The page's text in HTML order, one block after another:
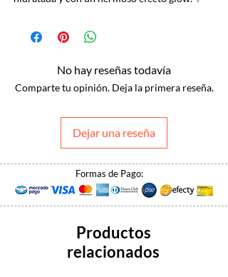
No hay reseñas todavía
Comparte tu opinión. Deja la primera reseña.
Dejar una reseña
Formas de Pago:
Productos
relacionados